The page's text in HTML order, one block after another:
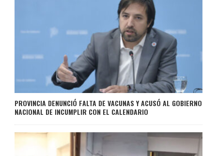
PROVINCIA DENUNCIÓ FALTA DE VACUNAS Y ACUSÓ AL GOBIERNO
NACIONAL DE INCUMPLIR CON EL CALENDARIO